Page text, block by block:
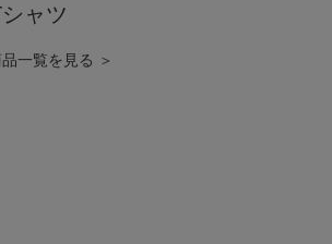
ャツ
一覧を見る ＞